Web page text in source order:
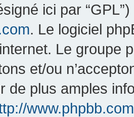
ici par
. Le logiciel
Le groupe
et/ou
de plus amples